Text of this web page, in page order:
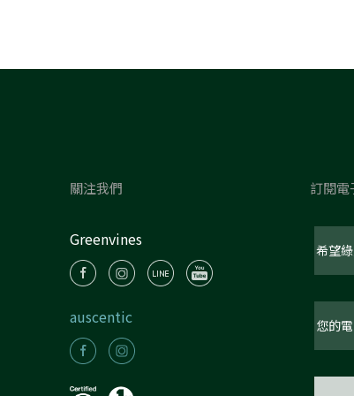
關注我們
Greenvines
auscentic
訂閱電